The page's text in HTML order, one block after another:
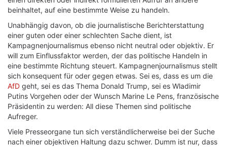
beinhaltet, auf eine bestimmte Weise zu handeln.
Unabhängig davon, ob die journalistische Berichterstattung
einer guten oder einer schlechten Sache dient, ist
Kampagnenjournalismus ebenso nicht neutral oder objektiv. Er
will zum Einflussfaktor werden, der das politische Handeln in
eine bestimmte Richtung steuert. Kampagnenjournalismus stellt
sich konsequent für oder gegen etwas. Sei es, dass es um die
AfD geht, sei es das Thema Donald Trump, sei es Wladimir
Putins Vorgehen oder der Wunsch Marine Le Pens, französische
Präsidentin zu werden: All diese Themen sind politische
Aufreger.
Viele Presseorgane tun sich verständlicherweise bei der Suche
nach einer objektiven Haltung dazu schwer. Dumm ist nur, dass